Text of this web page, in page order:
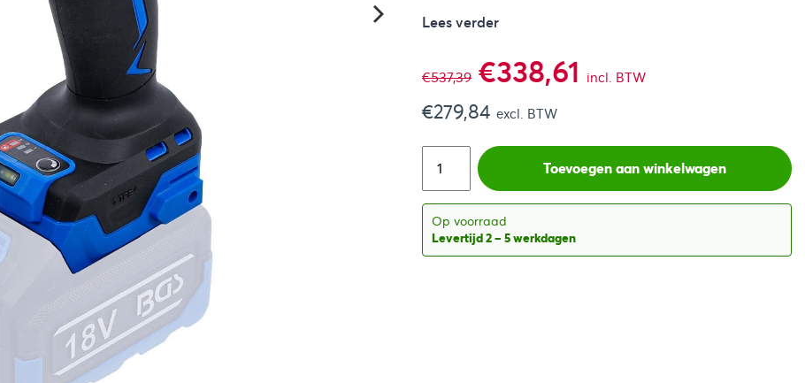
Lees verder
€537,39 Oorspronkelijke
prijs
was:
€537,39.
€338,61 Huidige
is:
incl. BTW
€279,84 excl. BTW
Toevoegen aan winkelwagen
Op voorraad
Levertijd 2 – 5 werkdagen